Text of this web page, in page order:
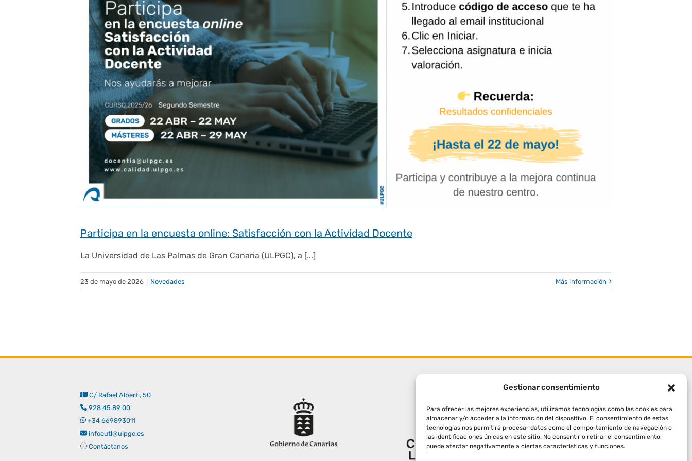
Gestionar consentimiento
Para ofrecer las mejores experiencias, utilizamos tecnologías como las cookies para
almacenar y/o acceder a la información del dispositivo. El consentimiento de estas
tecnologías nos permitirá procesar datos como el comportamiento de navegación o
las identificaciones únicas en este sitio. No consentir o retirar el consentimiento,
puede afectar negativamente a ciertas características y funciones.
Participa en la encuesta online: Satisfacción con la Actividad Docente
La Universidad de Las Palmas de Gran Canaria (ULPGC), a [...]
23 de mayo de 2026 Novedades Más información
C/ Rafael Alberti, 50
928 45 89 00
+34 669893011
infoeutl@ulpgc.es
Contáctanos